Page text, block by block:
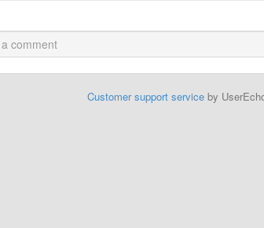
Customer support serviceby